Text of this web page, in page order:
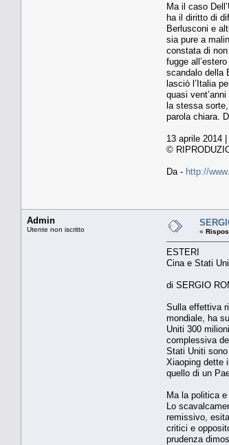
Ma il caso
ha il diritto di
Berlusconi e
sia pure a
constata di
fugge
scandalo della
lasciò l’Italia
quasi
la stessa
parola chiara.
13 aprile 2014
©
Da - http://
Admin
Utente non iscritto «
ESTERI
Cina e Stati
di SERGIO
Sulla effettiva
mondiale, ha
Uniti 300
complessiva
Stati Uniti
Xiaoping dette
quello di un
Ma la politica
Lo
remissivo,
critici e
prudenza